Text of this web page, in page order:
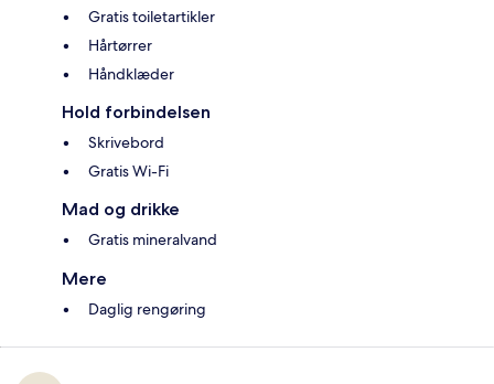
Gratis toiletartikler
Hårtørrer
Håndklæder
Hold forbindelsen
Skrivebord
Gratis Wi-Fi
Mad og drikke
Gratis mineralvand
Mere
Daglig rengøring